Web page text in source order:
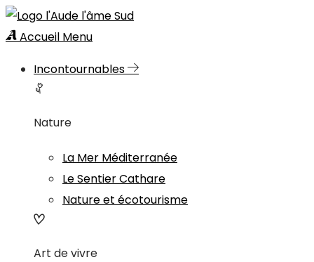
Accueil Menu
Incontournables
Nature
La Mer Méditerranée
Le Sentier Cathare
Nature et écotourisme
Art de vivre